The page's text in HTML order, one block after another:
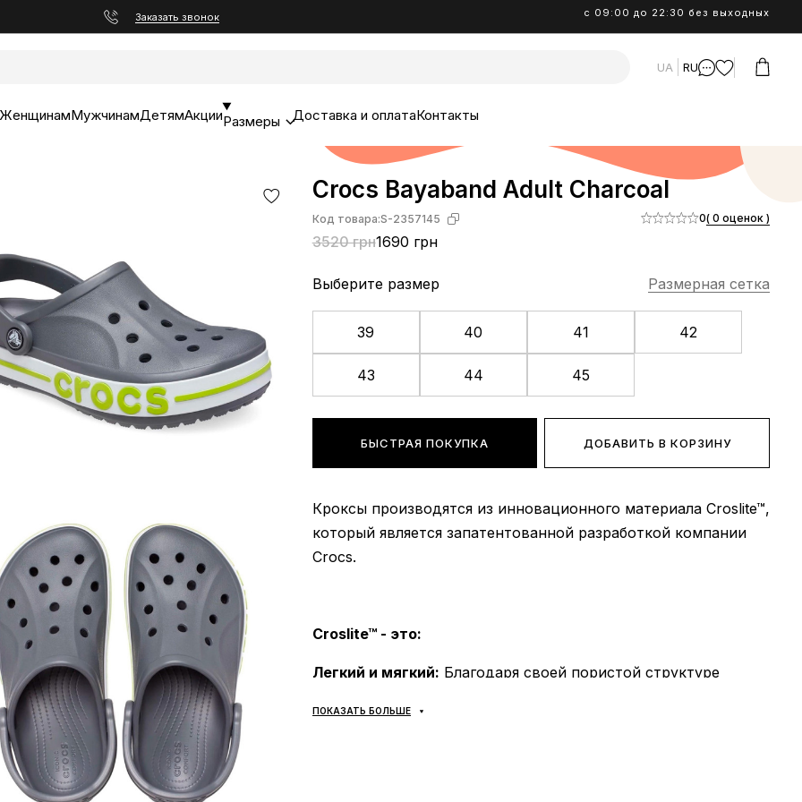
Заказать звонок с 09:00 до 22:30 без выходных
UA RU
ЖенщинамМужчинамДетямАкцииРазмеры Доставка и оплатаКонтакты
Crocs Bayaband Adult Charcoal
Код товара:S-2357145
3520 грн1690 грн
0( 0 оценок )
Выберите размер Размерная сетка
39 40 41 42
43 44 45
БЫСТРАЯ ПОКУПКА ДОБАВИТЬ В КОРЗИНУ
Кроксы производятся из инновационного материала Croslite™,
который является запатентованной разработкой компании
Crocs.
Croslite™ - это:
Легкий и мягкий: Благодаря своей пористой структуре
комфортными.
ПОКАЗАТЬ БОЛЬШЕ